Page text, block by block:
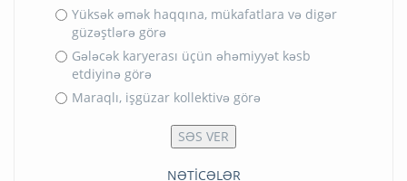
Yüksək əmək haqqına, mükafatlara və digər
güzəştlərə görə
Gələcək karyerası üçün əhəmiyyət kəsb
etdiyinə görə
Maraqlı, işgüzar kollektivə görə
NƏTİCƏLƏR